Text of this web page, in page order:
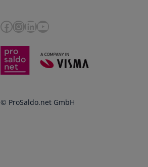
Facebook InstagramLinkedIn YouTube
© ProSaldo.net GmbH